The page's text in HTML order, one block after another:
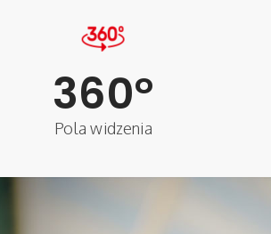
360°
Pola widzenia